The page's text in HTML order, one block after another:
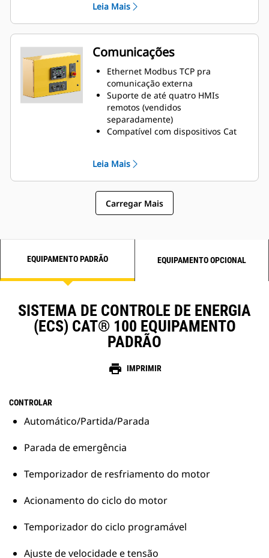
de medição de energia, proteção,
parâmetros do motor e do gerador
e ajuste fino.
Provisionamento de segurança de
bloqueio para garantir a
integridade da plataforma com
três níveis de segurança
programáveis.
Compatível com 10 idiomas
Leia Mais
Comunicações
Ethernet Modbus TCP pra
comunicação externa
Suporte de até quatro HMIs
remotos (vendidos
separadamente)
Compatível com dispositivos Cat
Leia Mais
Carregar Mais
EQUIPAMENTO PADRÃO EQUIPAMENTO OPCIONAL
SISTEMA DE CONTROLE DE ENERGIA
(ECS) CAT® 100 EQUIPAMENTO
PADRÃO
print IMPRIMIR
CONTROLAR
Automático/Partida/Parada
Parada de emergência
Temporizador de resfriamento do motor
Acionamento do ciclo do motor
Temporizador do ciclo programável
Ajuste de velocidade e tensão